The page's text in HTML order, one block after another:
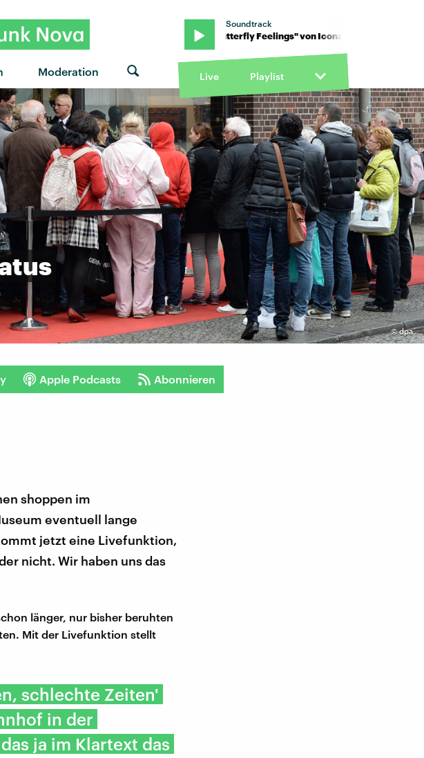
Moderation
Soundtrack
Feelings" von Icona Pop · "Butterfly Feelings" von Icona Pop · "Butterfly Feelings" von
Live Playlist
©dpa
Apple Podcasts Abonnieren
shoppen im
eventuell lange
jetzt eine Livefunktion,
nicht. Wir haben uns das
länger, nur bisher beruhten
Mit der Livefunktion stellt
schlechte Zeiten'
in der
ja im Klartext das